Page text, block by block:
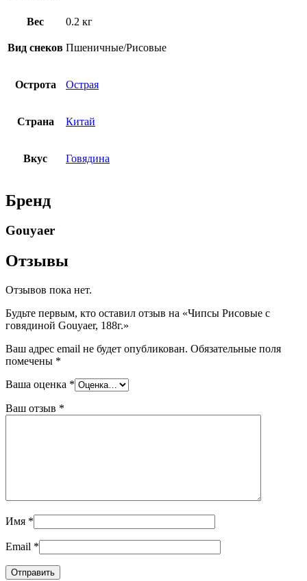
Вес 0.2 кг
Вид снеков Пшеничные/Рисовые
Острота Острая
Страна Китай
Вкус Говядина
Бренд
Gouyaer
Отзывы
Отзывов пока нет.
Будьте первым, кто оставил отзыв на «Чипсы Рисовые с
говядиной Gouyaer, 188г.»
Ваш адрес email не будет опубликован. Обязательные поля
помечены *
Ваша оценка *
Ваш отзыв *
Имя *
Email *